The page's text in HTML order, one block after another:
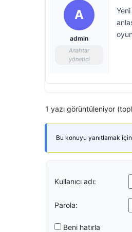
A
admin
Anahtar
yönetici
1 yazı görüntüleniyor
Bu konuyu yanıtlamak için
Kullanıcı adı:
Parola:
Beni hatırla